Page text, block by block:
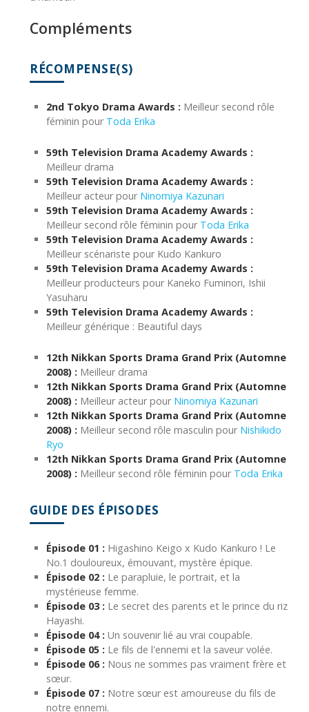
Compléments
RÉCOMPENSE(S)
2nd Tokyo Drama Awards : Meilleur second rôle
féminin pour Toda Erika
59th Television Drama Academy Awards :
Meilleur drama
59th Television Drama Academy Awards :
Meilleur acteur pour Ninomiya Kazunari
59th Television Drama Academy Awards :
Meilleur second rôle féminin pour Toda Erika
59th Television Drama Academy Awards :
Meilleur scénariste pour Kudo Kankuro
59th Television Drama Academy Awards :
Meilleur producteurs pour Kaneko Fuminori, Ishii
Yasuharu
59th Television Drama Academy Awards :
Meilleur générique : Beautiful days
12th Nikkan Sports Drama Grand Prix (Automne
2008) : Meilleur drama
12th Nikkan Sports Drama Grand Prix (Automne
2008) : Meilleur acteur pour Ninomiya Kazunari
12th Nikkan Sports Drama Grand Prix (Automne
2008) : Meilleur second rôle masculin pour Nishikido
Ryo
12th Nikkan Sports Drama Grand Prix (Automne
2008) : Meilleur second rôle féminin pour Toda Erika
GUIDE DES ÉPISODES
Épisode 01 : Higashino Keigo x Kudo Kankuro ! Le
No.1 douloureux, émouvant, mystère épique.
Épisode 02 : Le parapluie, le portrait, et la
mystérieuse femme.
Épisode 03 : Le secret des parents et le prince du riz
Hayashi.
Épisode 04 : Un souvenir lié au vrai coupable.
Épisode 05 : Le fils de l'ennemi et la saveur volée.
Épisode 06 : Nous ne sommes pas vraiment frère et
sœur.
Épisode 07 : Notre sœur est amoureuse du fils de
notre ennemi.